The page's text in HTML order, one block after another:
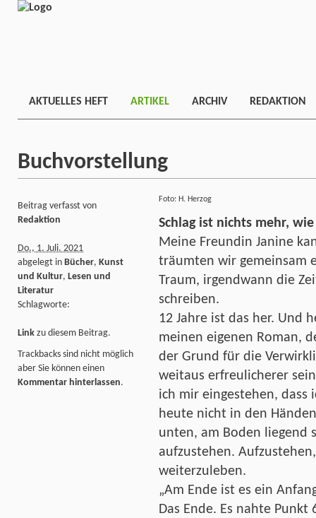
AKTUELLES HEFT ARTIKEL ARCHIV REDAKTION
Buchvorstellung
Foto: H. Herzog
Schlag ist nichts mehr,
Meine Freundin Janine
träumten wir gemeinsam
Traum, irgendwann die
schreiben.
12 Jahre ist das her. Und
meinen eigenen Roman,
der Grund für die
weitaus erfreulicherer
ich mir eingestehen, dass
heute nicht in den
unten, am Boden liegend
aufzustehen.
weiterzuleben.
„Am Ende ist es ein
Das Ende. Es nahte Punkt
Beitrag verfasst von
Redaktion
Do., 1. Juli. 2021
abgelegt in Bücher, Kunst
und Kultur, Lesen und
Literatur
Schlagworte:
Link zu diesem Beitrag.
Trackbacks sind nicht möglich
aber Sie können einen
Kommentar hinterlassen.